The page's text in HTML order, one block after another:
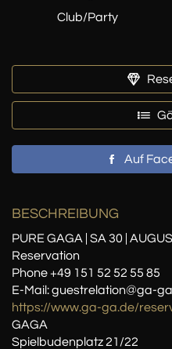
Club/Party
Auf
BESCHREIBUNG
PURE GAGA | SA 30 |
Reservation
Phone +49 151 52 52 55 85
E-Mail: guestrelation@ga-
https://www.ga-ga.de/
GAGA
Spielbudenplatz 21/22